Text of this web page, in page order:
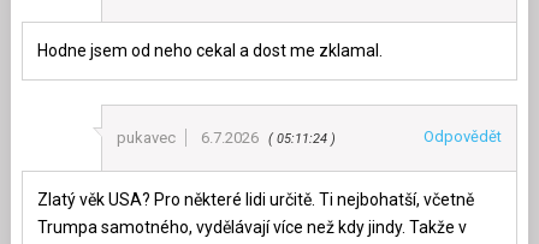
Hodne jsem od neho cekal a dost me zklamal.
pukavec 6.7.2026 05:11:24 Odpovědět
Zlatý věk USA? Pro některé lidi určitě. Ti nejbohatší, včetně
Trumpa samotného, vydělávají více než kdy jindy. Takže v